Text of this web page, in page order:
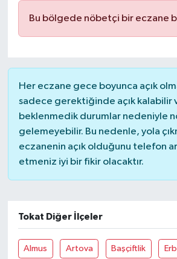
Bu bölgede nöbetçi bir eczane
Her eczane gece boyunca açık
sadece gerektiğinde açık kalabilir
beklenmedik durumlar nedeniyle
gelemeyebilir. Bu nedenle, yola
eczanenin açık olduğunu telefon
etmeniz iyi bir fikir olacaktır.
Tokat Diğer İlçeler
Almus Artova Başçiftlik
Hava Durumu
İlan
Kültür Sanat
Magazin
Otomobil
Resmî ilanlar
Sağlık